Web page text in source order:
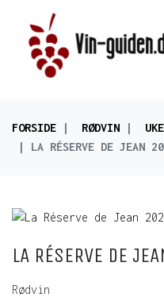
FORSIDE RØDVIN
LA RÉSERVE DE JEAN
LA RÉSERVE DE
Rødvin